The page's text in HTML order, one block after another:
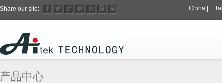
Share our site: China
产品中心